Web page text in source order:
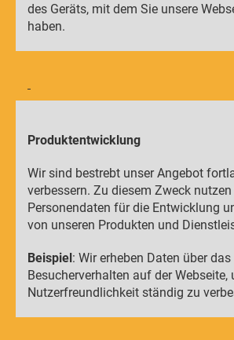
des Geräts, mit dem Sie unsere
haben.
Produktentwicklung
Wir sind bestrebt unser Angebot
verbessern. Zu diesem Zweck
Personendaten für die Entwicklung
von unseren Produkten und
Beispiel: Wir erheben Daten über das
Besucherverhalten auf der Webseite,
Nutzerfreundlichkeit ständig zu